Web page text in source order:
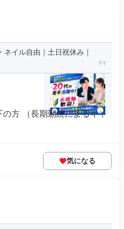
ネイル自由｜土日祝休み｜
方 （長期勤続によるキャ
気になる